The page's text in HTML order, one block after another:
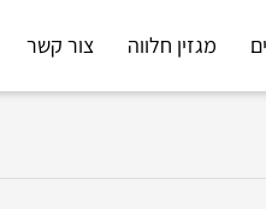
מגזין חלווה צור קשר